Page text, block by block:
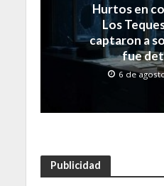
Hurtos en
Los
captaron a
fue
6 de
Publicidad